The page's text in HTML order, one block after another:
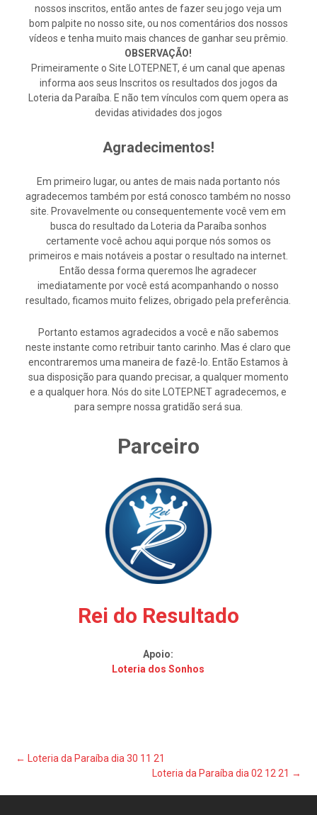
nossos inscritos, então antes de fazer seu jogo veja um
bom palpite no nosso site, ou nos comentários dos nossos
vídeos e tenha muito mais chances de ganhar seu prêmio.
OBSERVAÇÃO!
Primeiramente o Site LOTEP.NET, é um canal que apenas
informa aos seus Inscritos os resultados dos jogos da
Loteria da Paraíba. E não tem vínculos com quem opera as
devidas atividades dos jogos
Agradecimentos!
Em primeiro lugar, ou antes de mais nada portanto nós
agradecemos também por está conosco também no nosso
site. Provavelmente ou consequentemente você vem em
busca do resultado da Loteria da Paraíba sonhos
certamente você achou aqui porque nós somos os
primeiros e mais notáveis a postar o resultado na internet.
Então dessa forma queremos lhe agradecer
imediatamente por você está acompanhando o nosso
resultado, ficamos muito felizes, obrigado pela preferência.
Portanto estamos agradecidos a você e não sabemos
neste instante como retribuir tanto carinho. Mas é claro que
encontraremos uma maneira de fazê-lo. Então Estamos à
sua disposição para quando precisar, a qualquer momento
e a qualquer hora. Nós do site LOTEP.NET agradecemos, e
para sempre nossa gratidão será sua.
Parceiro
Rei do Resultado
Apoio:
Loteria dos Sonhos
Post
←
Loteria da Paraíba dia 30 11 21
Loteria da Paraíba dia 02 12 21 →